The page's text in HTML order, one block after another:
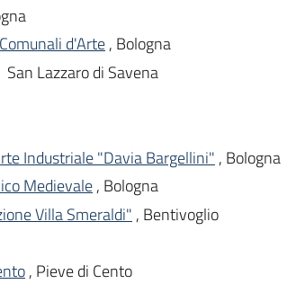
d'Arte, Bologna
San Lazzaro di Savena
Industriale "Davia Bargellini" , Bologna
Medievale, Bologna
Villa Smeraldi" , Bentivoglio
, Pieve di Cento